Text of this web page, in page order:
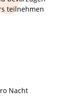
teilnehmen
Nacht